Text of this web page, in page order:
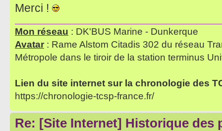
Merci !
Mon réseau : DK'BUS Marine - Dunkerque
Avatar : Rame Alstom Citadis 302 du réseau
Métropole dans le tiroir de la station terminus
Lien du site internet sur la chronologie des
https://chronologie-tcsp-france.fr/
Re: [Site Internet] Historique des